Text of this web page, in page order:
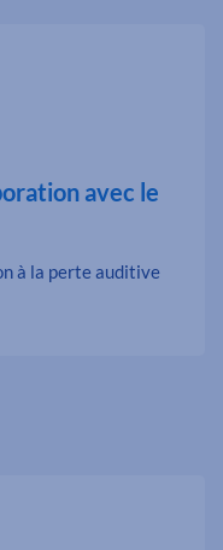
avec le
à la perte auditive